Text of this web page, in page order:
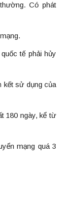
Có phát
tế phải hủy
kết sử dụng của
180 ngày, kể từ
mạng quá 3